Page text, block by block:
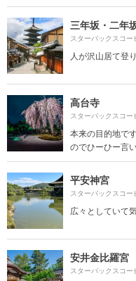
三年坂・二年
人が沢山居て登
高台寺
本来の目的地で
のでひーひー言
平安神宮
広々としていて
安井金比羅宮